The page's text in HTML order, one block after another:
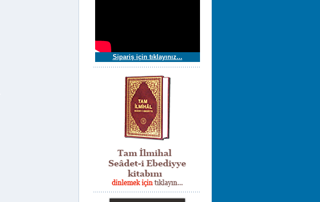
Sipariş için tıklayınız...